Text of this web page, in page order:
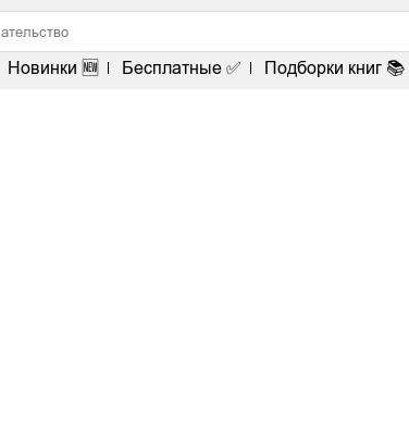
Новинки 🆕 Бесплатные ✅ Подборки книг 📚